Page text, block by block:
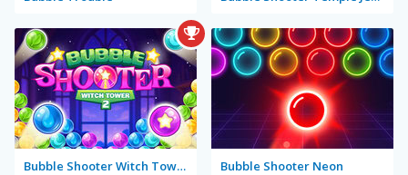
Bubble Shooter Witch Tower 2 Bubble Shooter Neon